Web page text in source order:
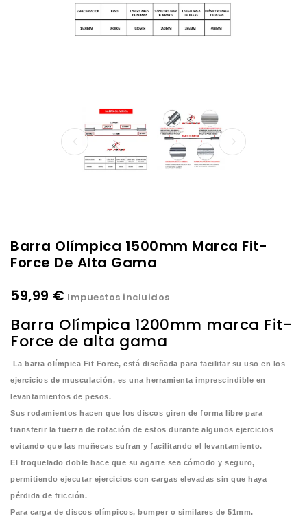
Barra Olímpica 1500mm Marca Fit-
Force De Alta Gama
59,99 € Impuestos incluidos
Barra Olímpica 1200mm marca Fit-
Force de alta gama
La barra olímpica Fit Force, está diseñada para facilitar su uso en los
ejercicios de musculación, es una herramienta imprescindible en
levantamientos de pesos.
Sus rodamientos hacen que los discos giren de forma libre para
transferir la fuerza de rotación de estos durante algunos ejercicios
evitando que las muñecas sufran y facilitando el levantamiento.
El troquelado doble hace que su agarre sea cómodo y seguro,
permitiendo ejecutar ejercicios con cargas elevadas sin que haya
pérdida de fricción.
Para carga de discos olímpicos, bumper o similares de 51mm.